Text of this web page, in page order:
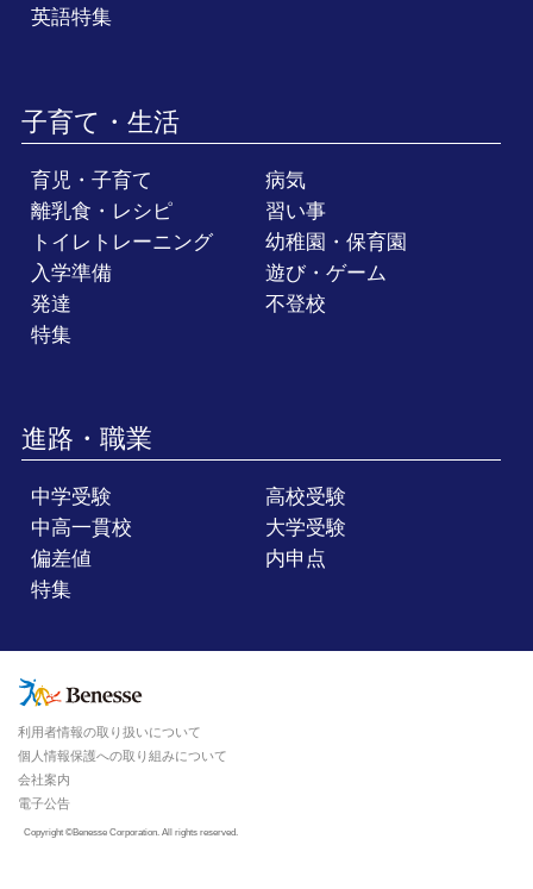
英語特集
子育て・生活
育児・子育て
病気
離乳食・レシピ
習い事
トイレトレーニング
幼稚園・保育園
入学準備
遊び・ゲーム
発達
不登校
特集
進路・職業
中学受験
高校受験
中高一貫校
大学受験
偏差値
内申点
特集
Copyright ©Benesse Corporation. All rights reserved.
利用者情報の取り扱いについて
個人情報保護への取り組みについて
会社案内
電子公告